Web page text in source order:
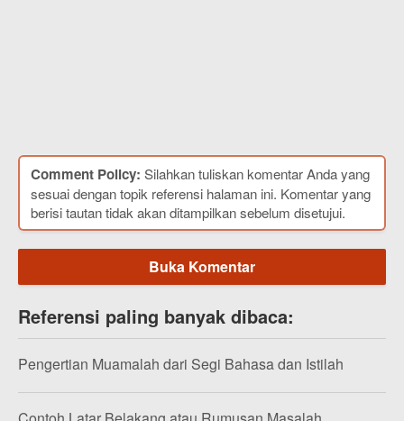
Comment Policy: Silahkan tuliskan komentar Anda yang
sesuai dengan topik referensi halaman ini. Komentar yang
berisi tautan tidak akan ditampilkan sebelum disetujui.
Buka Komentar
Referensi paling banyak dibaca:
Pengertian Muamalah dari Segi Bahasa dan Istilah